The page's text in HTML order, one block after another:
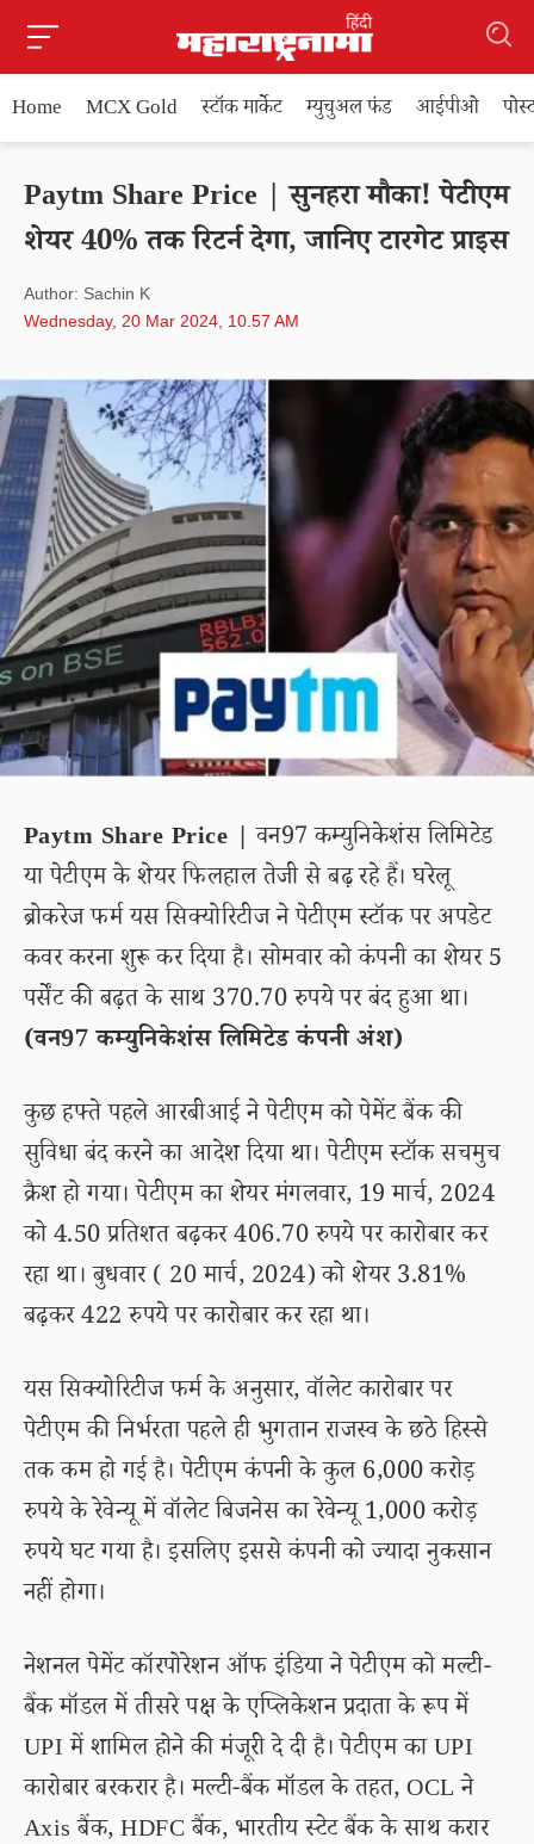
Home MCX Gold स्टॉक मार्केट म्युचुअल फंड आईपीओ
Paytm Share Price | सुनहरा मौका! पेटीएम
शेयर 40% तक रिटर्न देगा, जानिए टारगेट प्राइस
Author: Sachin K
Wednesday, 20 Mar 2024, 10.57 AM
Paytm Share Price | वन97 कम्युनिकेशंस लिमिटेड
या पेटीएम के शेयर फिलहाल तेजी से बढ़ रहे हैं। घरेलू
ब्रोकरेज फर्म यस सिक्योरिटीज ने पेटीएम स्टॉक पर अपडेट
कवर करना शुरू कर दिया है। सोमवार को कंपनी का शेयर 5
पर्सेंट की बढ़त के साथ 370.70 रुपये पर बंद हुआ था।
(वन97 कम्युनिकेशंस लिमिटेड कंपनी अंश)
कुछ हफ्ते पहले आरबीआई ने पेटीएम को पेमेंट बैंक की
सुविधा बंद करने का आदेश दिया था। पेटीएम स्टॉक सचमुच
क्रैश हो गया। पेटीएम का शेयर मंगलवार, 19 मार्च, 2024
को 4.50 प्रतिशत बढ़कर 406.70 रुपये पर कारोबार कर
रहा था। बुधवार ( 20 मार्च, 2024) को शेयर 3.81%
बढ़कर 422 रुपये पर कारोबार कर रहा था।
यस सिक्योरिटीज फर्म के अनुसार, वॉलेट कारोबार पर
पेटीएम की निर्भरता पहले ही भुगतान राजस्व के छठे हिस्से
तक कम हो गई है। पेटीएम कंपनी के कुल 6,000 करोड़
रुपये के रेवेन्यू में वॉलेट बिजनेस का रेवेन्यू 1,000 करोड़
रुपये घट गया है। इसलिए इससे कंपनी को ज्यादा नुकसान
नहीं होगा।
नेशनल पेमेंट कॉरपोरेशन ऑफ इंडिया ने पेटीएम को मल्टी-
बैंक मॉडल में तीसरे पक्ष के एप्लिकेशन प्रदाता के रूप में
UPI में शामिल होने की मंजूरी दे दी है। पेटीएम का UPI
कारोबार बरकरार है। मल्टी-बैंक मॉडल के तहत, OCL ने
Axis बैंक, HDFC बैंक, भारतीय स्टेट बैंक के साथ करार